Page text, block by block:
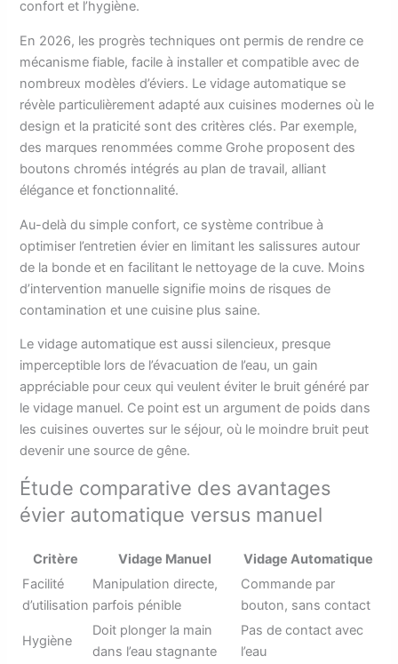
confort et l’hygiène.
En 2026, les progrès techniques ont permis de rendre ce
mécanisme fiable, facile à installer et compatible avec de
nombreux modèles d’éviers. Le vidage automatique se
révèle particulièrement adapté aux cuisines modernes où le
design et la praticité sont des critères clés. Par exemple,
des marques renommées comme Grohe proposent des
boutons chromés intégrés au plan de travail, alliant
élégance et fonctionnalité.
Au-delà du simple confort, ce système contribue à
optimiser l’entretien évier en limitant les salissures autour
de la bonde et en facilitant le nettoyage de la cuve. Moins
d’intervention manuelle signifie moins de risques de
contamination et une cuisine plus saine.
Le vidage automatique est aussi silencieux, presque
imperceptible lors de l’évacuation de l’eau, un gain
appréciable pour ceux qui veulent éviter le bruit généré par
le vidage manuel. Ce point est un argument de poids dans
les cuisines ouvertes sur le séjour, où le moindre bruit peut
devenir une source de gêne.
Étude comparative des avantages
évier automatique versus manuel
Critère Vidage Manuel
Vidage Automatique
Facilité
d’utilisation
Manipulation directe,
parfois pénible
Commande par
bouton, sans contact
Hygiène
Doit plonger la main
dans l’eau stagnante
Pas de contact avec
l’eau